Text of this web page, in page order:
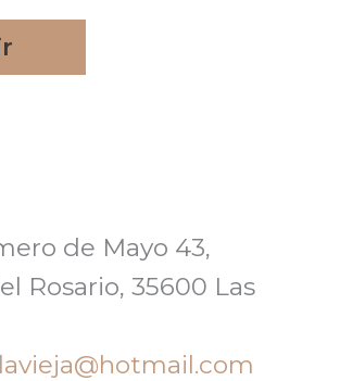
de Mayo 43,
Rosario, 35600 Las